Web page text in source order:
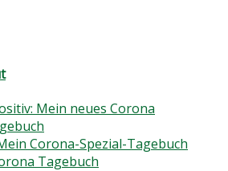
Mein neues Corona
Corona-Spezial-Tagebuch
Tagebuch